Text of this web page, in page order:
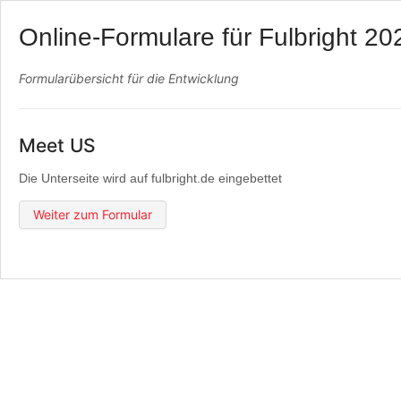
Online-Formulare für Fulbright
Formularübersicht für die Entwicklung
Meet US
Die Unterseite wird auf fulbright.de eingebettet
Weiter zum Formular